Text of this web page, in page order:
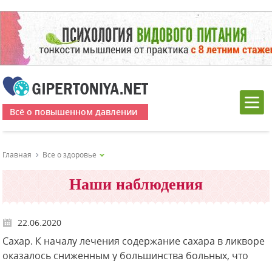
Всё о повышенном давлении
Главная Все о здоровье
Наши наблюдения
22.06.2020
Сахар. К началу лечения содержание сахара в ликворе
оказалось сниженным у большинства больных, что